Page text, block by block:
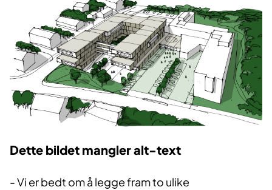
Dette bildet mangler alt-text
- Vi er bedt om å legge fram to ulike